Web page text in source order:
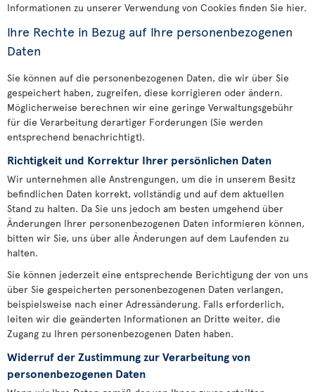
Informationen zu unserer Verwendung von Cookies finden Sie hier.
Ihre Rechte in Bezug auf Ihre personenbezogenen
Daten
Sie können auf die personenbezogenen Daten, die wir über Sie
gespeichert haben, zugreifen, diese korrigieren oder ändern.
Möglicherweise berechnen wir eine geringe Verwaltungsgebühr
für die Verarbeitung derartiger Forderungen (Sie werden
entsprechend benachrichtigt).
Richtigkeit und Korrektur Ihrer persönlichen Daten
Wir unternehmen alle Anstrengungen, um die in unserem Besitz
befindlichen Daten korrekt, vollständig und auf dem aktuellen
Stand zu halten. Da Sie uns jedoch am besten umgehend über
Änderungen Ihrer personenbezogenen Daten informieren können,
bitten wir Sie, uns über alle Änderungen auf dem Laufenden zu
halten.
Sie können jederzeit eine entsprechende Berichtigung der von uns
über Sie gespeicherten personenbezogenen Daten verlangen,
beispielsweise nach einer Adressänderung. Falls erforderlich,
leiten wir die geänderten Informationen an Dritte weiter, die
Zugang zu Ihren personenbezogenen Daten haben.
Widerruf der Zustimmung zur Verarbeitung von
personenbezogenen Daten